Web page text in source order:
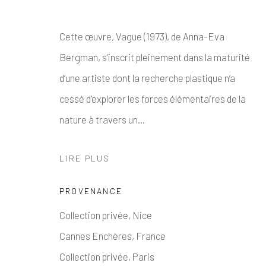
Cette œuvre, Vague (1973), de Anna-Eva
Bergman, s’inscrit pleinement dans la maturité
d’une artiste dont la recherche plastique n’a
cessé d’explorer les forces élémentaires de la
nature à travers un...
LIRE PLUS
PROVENANCE
Collection privée, Nice
Cannes Enchères, France
Collection privée, Paris